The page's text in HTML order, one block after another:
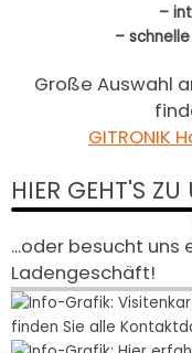
–
–
Große Auswahl
GITRONIK
HIER GEHT'S ZU
...oder besucht uns
Ladengeschäft!